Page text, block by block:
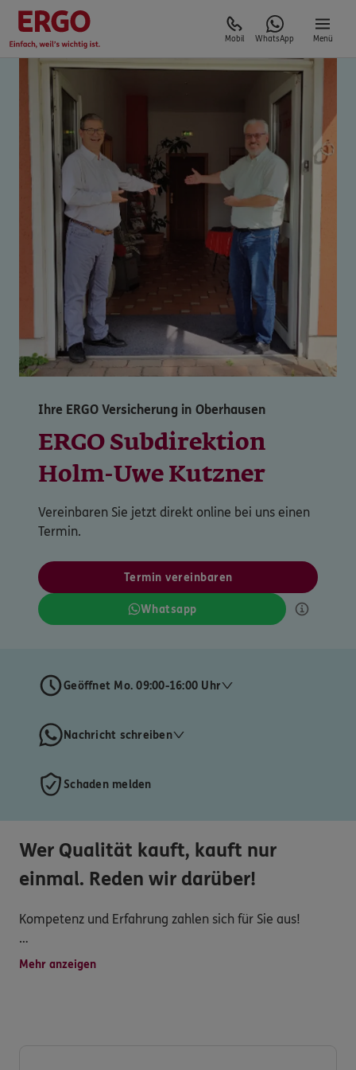
Mobil WhatsApp Menü
Ihre ERGO Versicherung in Oberhausen
ERGO Subdirektion
Holm-Uwe Kutzner
Vereinbaren Sie jetzt direkt online bei uns einen
Termin.
Termin vereinbaren
Whatsapp
Geöffnet Mo. 09:00-16:00 Uhr
Nachricht schreiben
Schaden melden
Wer Qualität kauft, kauft nur
einmal. Reden wir darüber!
Kompetenz und Erfahrung zahlen sich für Sie aus!
Seit 1983 genießen wir das Vertrauen unserer Kunden
Mehr anzeigen